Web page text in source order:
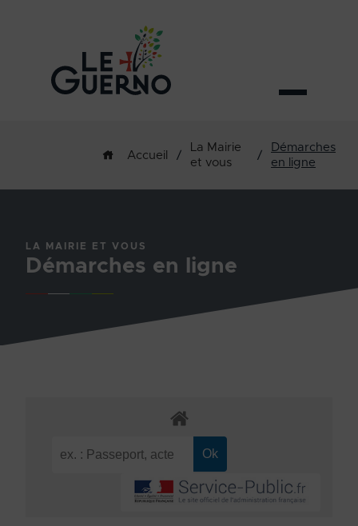
Accueil /
La Mairie
et vous
/
Démarches
en ligne
LA MAIRIE ET VOUS
Démarches en ligne